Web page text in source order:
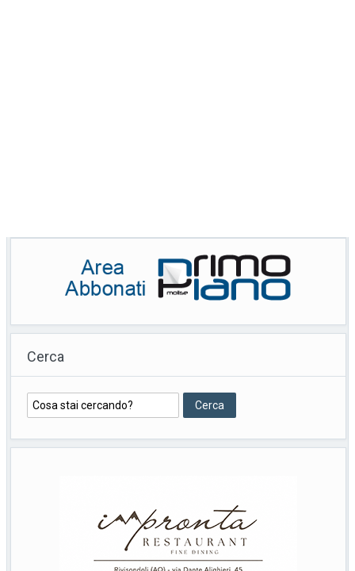
Cerca